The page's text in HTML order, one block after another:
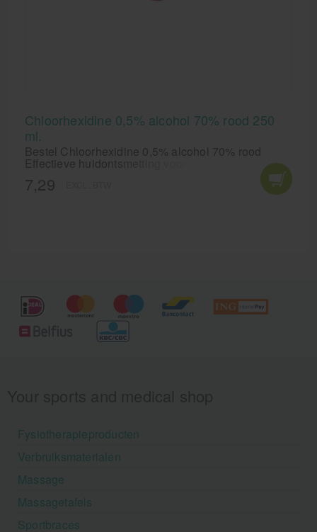
Chloorhexidine 0,5% alcohol 70% rood 250
ml.
Bestel Chloorhexidine 0,5% alcohol 70% rood
Effectieve huidontsmetting voor de behandeling van
blaren, schaafwonden en huidschimmels. Voldoet
aan de module Eerste Hulp bij wandelletsel en is
7,29
Fysiotherapieproducten
Verbruiksmaterialen
Massage
Massagetafels
Sportbraces